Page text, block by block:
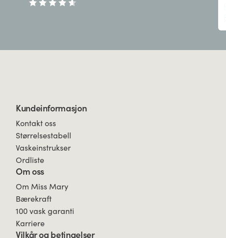
Kundeinformasjon
Kontakt oss
Størrelsestabell
Vaskeinstrukser
Ordliste
Om oss
Om Miss Mary
Bærekraft
100 vask garanti
Karriere
Vilkår og betingelser